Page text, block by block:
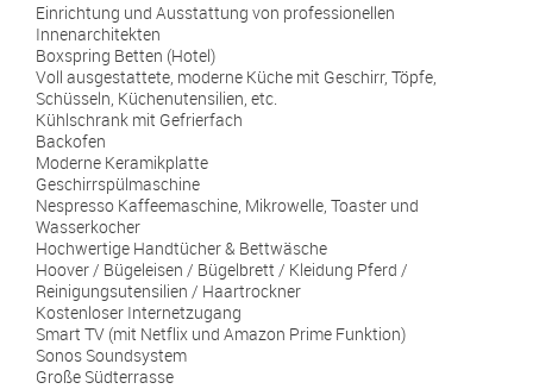
Einrichtung und Ausstattung von professionellen
Innenarchitekten
Boxspring Betten (Hotel)
Voll ausgestattete, moderne Küche mit Geschirr, Töpfe,
Schüsseln, Küchenutensilien, etc.
Kühlschrank mit Gefrierfach
Backofen
Moderne Keramikplatte
Geschirrspülmaschine
Nespresso Kaffeemaschine, Mikrowelle, Toaster und
Wasserkocher
Hochwertige Handtücher & Bettwäsche
Hoover / Bügeleisen / Bügelbrett / Kleidung Pferd /
Reinigungsutensilien / Haartrockner
Kostenloser Internetzugang
Smart TV (mit Netflix und Amazon Prime Funktion)
Sonos Soundsystem
Große Südterrasse